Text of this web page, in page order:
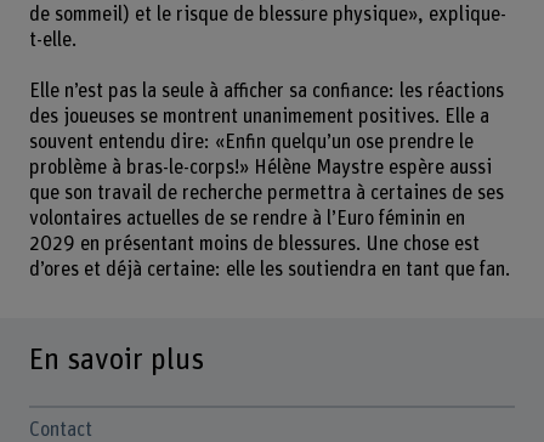
de sommeil) et le risque de blessure physique», explique-
t-elle.
Elle n’est pas la seule à afficher sa confiance: les réactions
des joueuses se montrent unanimement positives. Elle a
souvent entendu dire: «Enfin quelqu’un ose prendre le
problème à bras-le-corps!» Hélène Maystre espère aussi
que son travail de recherche permettra à certaines de ses
volontaires actuelles de se rendre à l’Euro féminin en
2029 en présentant moins de blessures. Une chose est
d’ores et déjà certaine: elle les soutiendra en tant que fan.
En savoir plus
Contact